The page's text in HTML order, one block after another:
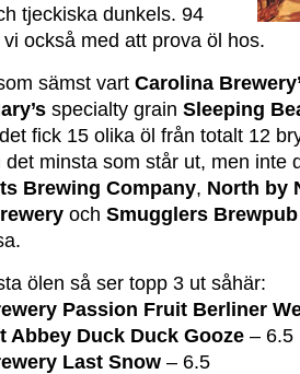
tjeckiska dunkels. 94
också med att prova öl hos.
sämst vart Carolina
specialty grain Sleeping
fick 15 olika öl från totalt 12
minsta som står ut, men inte
Brewing Company, North by
och Smugglers Brewpub
ölen så ser topp 3 ut såhär:
Passion Fruit Berliner
Abbey Duck Duck Gooze – 6.5
Last Snow – 6.5